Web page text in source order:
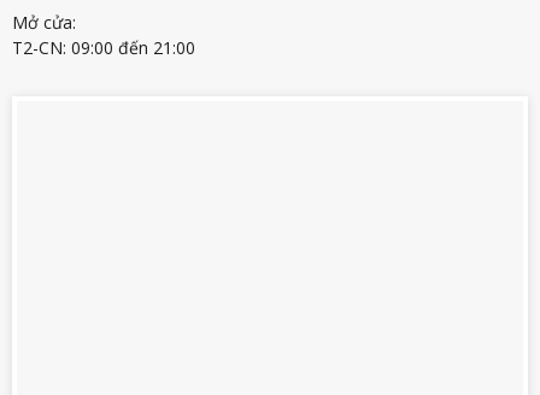
Mở cửa:
T2-CN: 09:00 đến 21:00